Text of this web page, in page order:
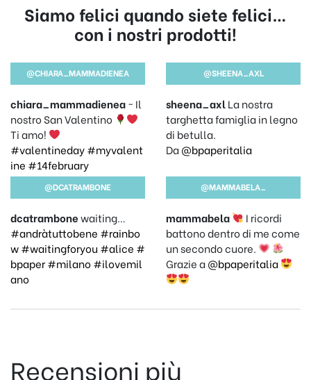
Siamo felici quando siete felici…
con i nostri prodotti!
@CHIARA_MAMMADIENEA
chiara_mammadienea~ Il
nostro San Valentino
Ti amo!
#valentineday#myvalent
ine #14february
@SHEENA_AXL
sheena_axlLa nostra
targhetta famiglia in legno
di betulla.
Da@bpaperitalia
@DCATRAMBONE
dcatrambonewaiting…
#andràtuttobene #rainbo
w#waitingforyou #alice #
bpaper#milano#ilovemil
ano
@MAMMABELA_
mammabela
I ricordi
battono dentro di me come
un secondo cuore.
Grazie a@bpaperitalia
Recensioni più